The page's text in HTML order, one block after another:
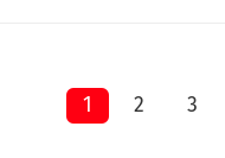
1 2 3